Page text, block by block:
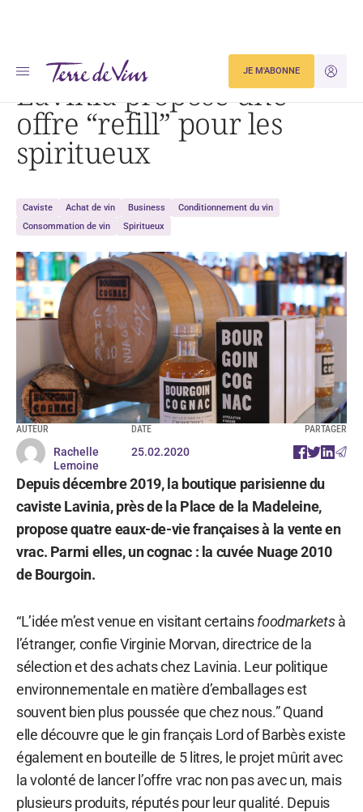
JE
JE M'ABONNE
Accueil Lavinia propose une offre « refill » pour les spiritueux
Lavinia propose une
offre “refill” pour les
spiritueux
Caviste Achat de vin Business
Conditionnement du vin
Consommation de vin
Spiritueux
AUTEUR
Rachelle
Lemoine
DATE
25.02.2020
PARTAGER
Depuis décembre 2019, la boutique parisienne du
caviste Lavinia, près de la Place de la Madeleine,
propose quatre eaux-de-vie françaises à la vente en
vrac. Parmi elles, un cognac : la cuvée Nuage 2010
de Bourgoin.
“L’idée m’est venue en visitant certainsfoodmarketsà
l’étranger, confie Virginie Morvan, directrice de la
sélection et des achats chez Lavinia. Leur politique
environnementale en matière d’emballages est
souvent bien plus poussée que chez nous.” Quand
elle découvre que le gin français Lord of Barbès existe
également en bouteille de 5 litres, le projet mûrit avec
la volonté de lancer l’offre vrac non pas avec un, mais
plusieurs produits, réputés pour leur qualité. Depuis